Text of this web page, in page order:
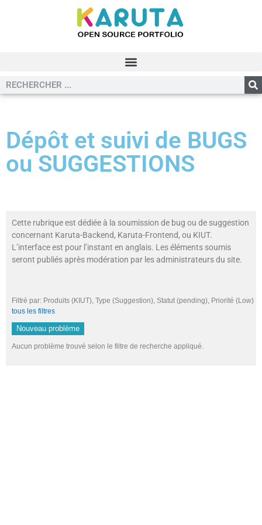
Dépôt et suivi de BUGS
ou SUGGESTIONS
Cette rubrique est dédiée à la soumission de bug ou de suggestion
concernant Karuta-Backend, Karuta-Frontend, ou KIUT.
L’interface est pour l’instant en anglais. Les éléments soumis
seront publiés après modération par les administrateurs du site.
Filtré par: Produits (KIUT), Type (Suggestion), Statut (pending), Priorité
tous les filtres
Nouveau problème
Aucun problème trouvé selon le filtre de recherche appliqué.